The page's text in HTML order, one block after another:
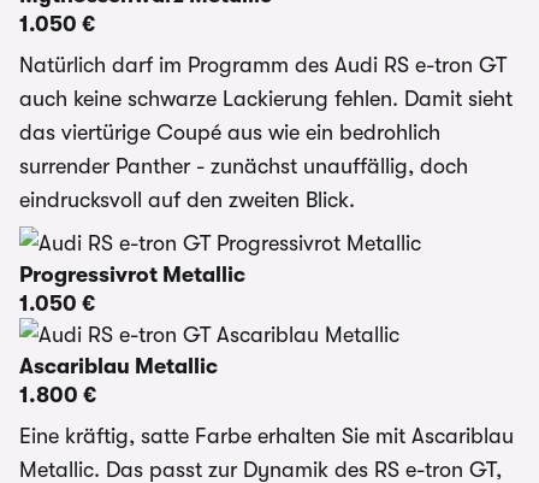
1.050 €
Natürlich darf im Programm des Audi RS e-tron GT
auch keine schwarze Lackierung fehlen. Damit sieht
das viertürige Coupé aus wie ein bedrohlich
surrender Panther - zunächst unauffällig, doch
eindrucksvoll auf den zweiten Blick.
Progressivrot Metallic
1.050 €
Ascariblau Metallic
1.800 €
Eine kräftig, satte Farbe erhalten Sie mit Ascariblau
Metallic. Das passt zur Dynamik des RS e-tron GT,